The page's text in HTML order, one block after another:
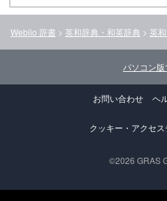
Weblio 辞書 > 英和辞典・和英辞典 > 英
パソコン
お問い合わせ ヘ
クッキー・アクセ
©2026 GRAS